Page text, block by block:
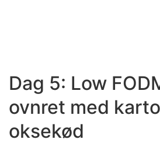
Dag 5: Low
ovnret med
oksekød